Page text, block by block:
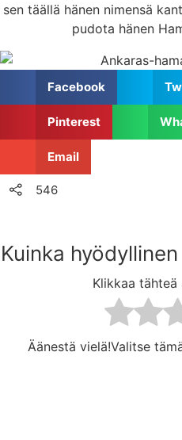
sen täällä hänen nimensä
pudota hänen
Facebook
Pinterest
Email
546
Kuinka
Klikkaa tähteä
Äänestä vielä!Valitse